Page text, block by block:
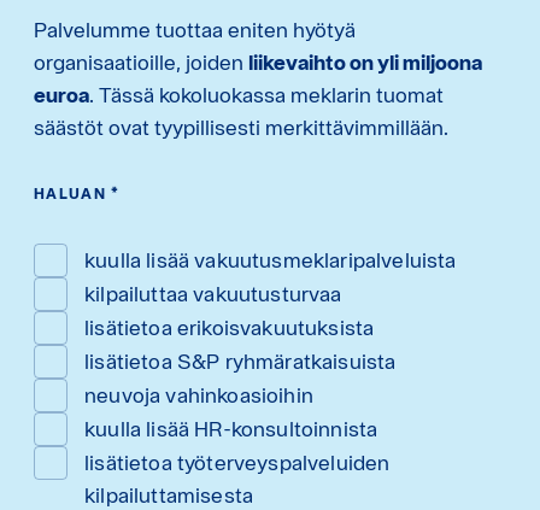
Palvelumme tuottaa eniten hyötyä
organisaatioille, joiden liikevaihto on yli miljoona
euroa. Tässä kokoluokassa meklarin tuomat
säästöt ovat tyypillisesti merkittävimmillään.
HALUAN *
kuulla lisää vakuutusmeklaripalveluista
kilpailuttaa vakuutusturvaa
lisätietoa erikoisvakuutuksista
lisätietoa S&P ryhmäratkaisuista
neuvoja vahinkoasioihin
kuulla lisää HR-konsultoinnista
lisätietoa työterveyspalveluiden
kilpailuttamisesta